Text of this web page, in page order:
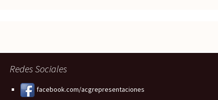
Redes Sociales
facebook.com/acgrepresentaciones